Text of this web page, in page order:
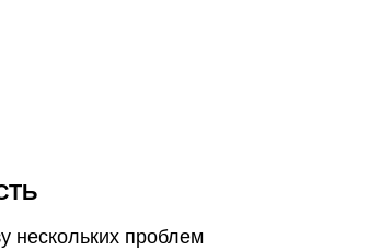
нескольких проблем